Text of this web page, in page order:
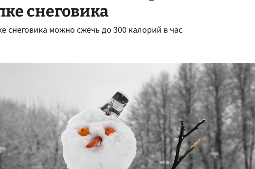
снеговика
снеговика можно сжечь до 300 калорий в час